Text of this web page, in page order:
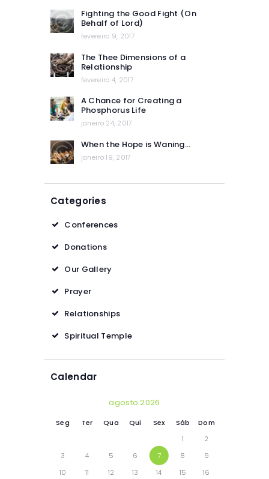
Fighting the Good Fight (On
Behalf of Lord)
fevereiro 9, 2017
The Thee Dimensions of a
Relationship
fevereiro 4, 2017
A Chance for Creating a
Phosphorus Life
janeiro 24, 2017
When the Hope is Waning…
janeiro 19, 2017
Categories
Conferences
Donations
Our Gallery
Prayer
Relationships
Spiritual Temple
Calendar
agosto 2026
Seg Ter Qua Qui Sex Sáb
Dom
1
2
3
4 5 6 7 8
9
10
11 12 13 14 15 16